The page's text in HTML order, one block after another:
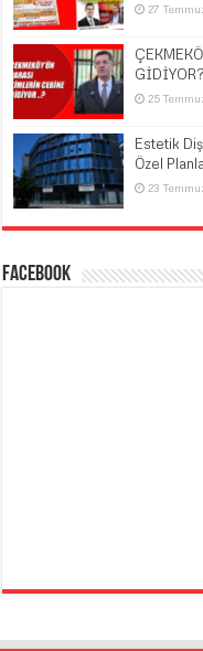
27
GİDİYOR?
25
Estetik
Özel
23
Facebook